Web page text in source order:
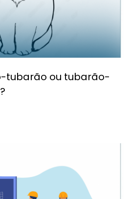
tubarão ou tubarão-